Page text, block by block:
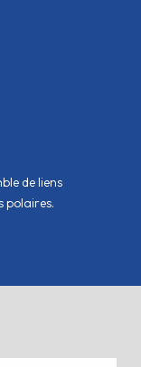
de liens
polaires.